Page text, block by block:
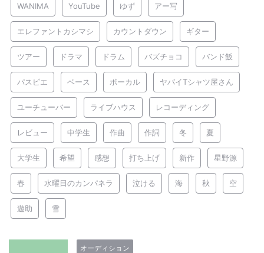
WANIMA YouTube ゆず アー写
エレファントカシマシ カウントダウン ギター
ツアー ドラマ ドラム バズチョコ バンド飯
パスピエ ベース ボーカル ヤバイTシャツ屋さん
ユーチューバー ライブハウス レコーディング
レビュー 中学生 作曲 作詞 冬 夏
大学生 希望 感想 打ち上げ 新作 星野源
春 水曜日のカンパネラ 泣ける 海 秋 空
遊助 雪
オーディション